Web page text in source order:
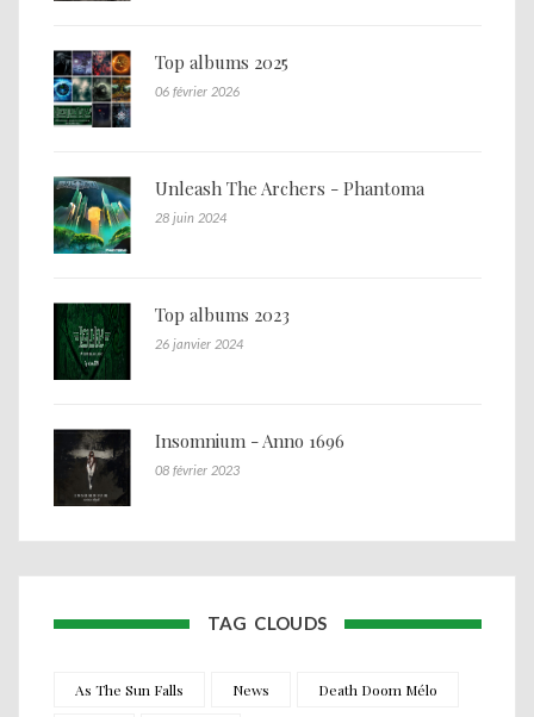
Top albums 2025
06 février 2026
Unleash The Archers - Phantoma
28 juin 2024
Top albums 2023
26 janvier 2024
Insomnium - Anno 1696
08 février 2023
TAG CLOUDS
As The Sun Falls News Death Doom Mélo